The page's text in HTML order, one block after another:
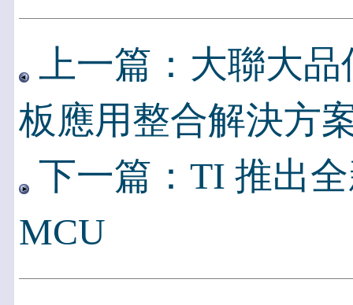
上一篇：大聯大
板應用整合解決方
下一篇：TI 推出
MCU